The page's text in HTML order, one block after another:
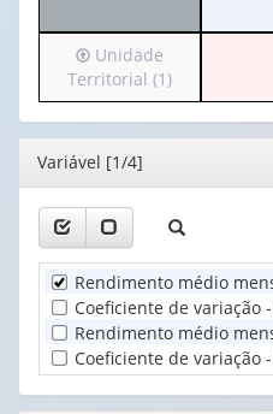
o
1
p...
(1)
Irá
para
o
cabeçalho
(possui
apenas
valor):
Unidade
Territorial
(1)
Unidade
Territorial (1)
Editor
Variável [1/4]
Rendimento médio
Coeficiente de
Rendimento médio
Coeficiente de